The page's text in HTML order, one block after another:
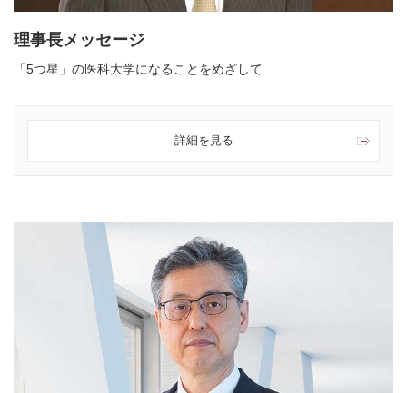
理事長メッセージ
「5つ星」の医科大学になることをめざして
詳細を見る